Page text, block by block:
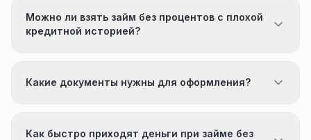
Можно ли взять займ без процентов с плохой
кредитной историей?
Какие документы нужны для оформления?
Как быстро приходят деньги при займе без